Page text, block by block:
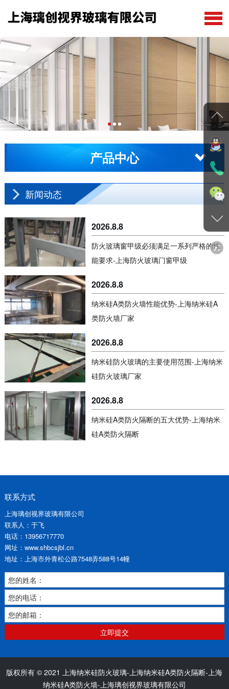
公司首页
在线留言
工程案例
产品中心
新闻动态
2026.8.8
防火玻璃窗甲级必须满足一系列严格的性
能要求-上海防火玻璃门窗甲级
2026.8.8
纳米硅A类防火墙性能优势-上海纳米硅A
类防火墙厂家
2026.8.8
纳米硅防火玻璃的主要使用范围-上海纳米
硅防火玻璃厂家
2026.8.8
纳米硅A类防火隔断的五大优势-上海纳米
硅A类防火隔断
联系方式
上海璃创视界玻璃有限公司
联系人：于飞
电话：13956717770
网址：www.shbcsjbl.cn
地址：上海市外青松公路7548弄588号14幢
您的姓名：
您的电话：
您的邮箱：
立即提交
版权所有 © 2021 上海纳米硅防火玻璃-上海纳米硅A类防火隔断-上海
纳米硅A类防火墙-上海璃创视界玻璃有限公司